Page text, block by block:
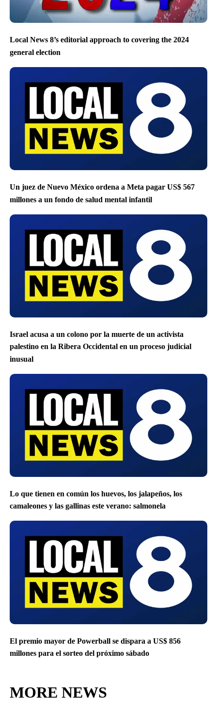
Local News 8’s editorial approach to covering the 2024
general election
Un juez de Nuevo México ordena a Meta pagar US$ 567
millones a un fondo de salud mental infantil
Israel acusa a un colono por la muerte de un activista
palestino en la Ribera Occidental en un proceso judicial
inusual
Lo que tienen en común los huevos, los jalapeños, los
camaleones y las gallinas este verano: salmonela
El premio mayor de Powerball se dispara a US$ 856
millones para el sorteo del próximo sábado
MORE NEWS